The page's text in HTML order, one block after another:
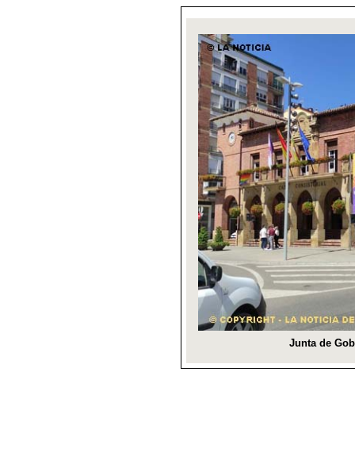
Junta de